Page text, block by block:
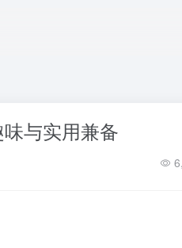
与实用兼备